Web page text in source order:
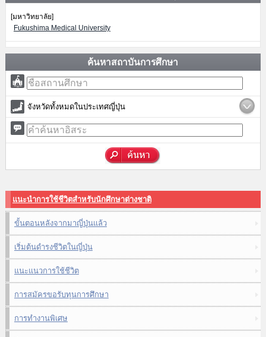
[มหาวิทยาลัย]
Fukushima Medical University
ค้นหาสถาบันการศึกษา
จังหวัดทั้งหมดในประเทศญี่ปุ่น
แนะนำการใช้ชีวิตสำหรับนักศึกษาต่างชาติ
ขั้นตอนหลังจากมาญี่ปุ่นแล้ว
เริ่มต้นดำรงชีวิตในญี่ปุ่น
แนะแนวการใช้ชีวิต
การสมัครขอรับทุนการศึกษา
การทำงานพิเศษ